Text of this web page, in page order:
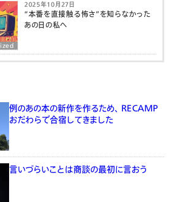
2025年10月27日
“本番を直接触る怖さ”を知らなかった
あの日の私へ
例のあの本の新作を作るため、 RECAMP
おだわらで合宿してきました
言いづらいことは商談の最初に言おう